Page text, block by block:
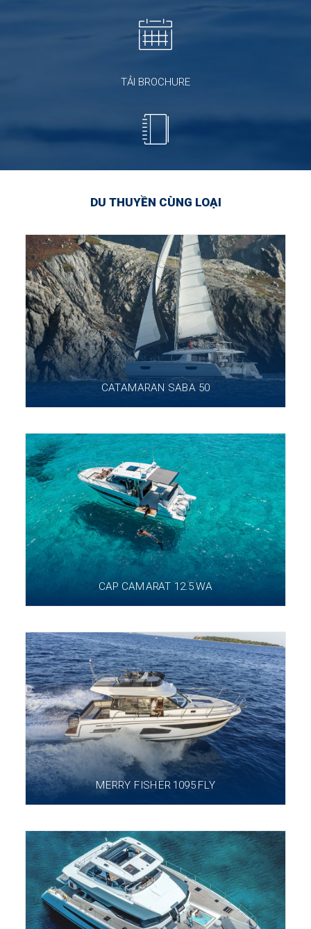
TẢI BROCHURE
DU THUYỀN CÙNG LOẠI
CATAMARAN SABA 50
CAP CAMARAT 12.5 WA
MERRY FISHER 1095 FLY